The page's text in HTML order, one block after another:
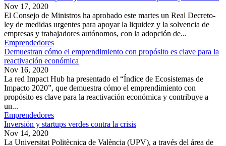
Nov 17, 2020
El Consejo de Ministros ha aprobado este martes un Real Decreto-
ley de medidas urgentes para apoyar la liquidez y la solvencia de
empresas y trabajadores autónomos, con la adopción de...
Emprendedores
Demuestran cómo el emprendimiento con propósito es clave para la
reactivación económica
Nov 16, 2020
La red Impact Hub ha presentado el “Índice de Ecosistemas de
Impacto 2020”, que demuestra cómo el emprendimiento con
propósito es clave para la reactivación económica y contribuye a
un...
Emprendedores
Inversión y startups verdes contra la crisis
Nov 14, 2020
La Universitat Politècnica de València (UPV), a través del área de